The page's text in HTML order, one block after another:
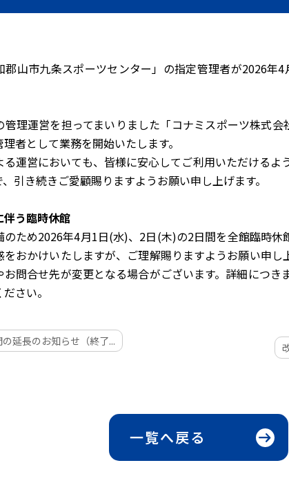
郡山市九条スポーツセンター」の指定管理者が2026年
管理運営を担ってまいりました「コナミスポーツ株式
者として業務を開始いたします。
運営においても、皆様に安心してご利用いただけるよ
引き続きご愛顧賜りますようお願い申し上げます。
う臨時休館
ため2026年4月1日(水)、2日(木)の2日間を全館臨時休
をおかけいたしますが、ご理解賜りますようお願い申
お問合せ先が変更となる場合がございます。詳細につ
さい。
延長のお知らせ（終了...
一覧へ戻る arrow_right_alt